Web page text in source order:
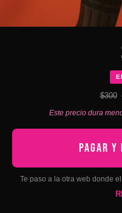
$300
Este precio dura
PAGAR Y
Te paso a la otra web donde